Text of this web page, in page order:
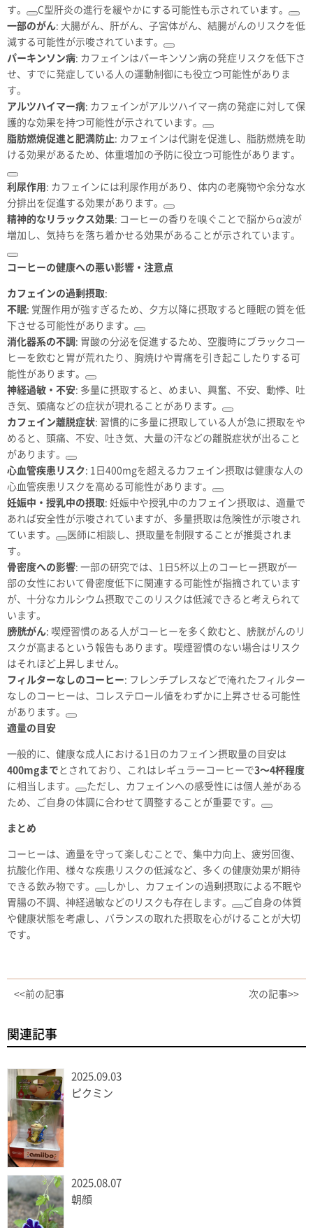
す。
C型肝炎の進行を緩やかにする可能性も示されています。
一部のがん: 大腸がん、肝がん、子宮体がん、結腸がんのリスクを低
減する可能性が示唆されています。
パーキンソン病: カフェインはパーキンソン病の発症リスクを低下さ
せ、すでに発症している人の運動制御にも役立つ可能性がありま
す。
アルツハイマー病: カフェインがアルツハイマー病の発症に対して保
護的な効果を持つ可能性が示されています。
脂肪燃焼促進と肥満防止: カフェインは代謝を促進し、脂肪燃焼を助
ける効果があるため、体重増加の予防に役立つ可能性があります。
利尿作用 : カフェインには利尿作用があり、体内の老廃物や余分な水
分排出を促進する効果があります。
精神的なリラックス効果: コーヒーの香りを嗅ぐことで脳からα波が
増加し、気持ちを落ち着かせる効果があることが示されています。
コーヒーの健康への悪い影響・注意点
カフェインの過剰摂取:
不眠: 覚醒作用が強すぎるため、夕方以降に摂取すると睡眠の質を低
下させる可能性があります。
消化器系の不調 : 胃酸の分泌を促進するため、空腹時にブラックコー
ヒーを飲むと胃が荒れたり、胸焼けや胃痛を引き起こしたりする可
能性があります。
神経過敏・不安: 多量に摂取すると、めまい、興奮、不安、動悸、吐
き気、頭痛などの症状が現れることがあります。
カフェイン離脱症状: 習慣的に多量に摂取している人が急に摂取をや
めると、頭痛、不安、吐き気、大量の汗などの離脱症状が出ること
があります。
心血管疾患リスク: 1日400mgを超えるカフェイン摂取は健康な人の
心血管疾患リスクを高める可能性があります。
妊娠中・授乳中の摂取: 妊娠中や授乳中のカフェイン摂取は、適量で
あれば安全性が示唆されていますが、多量摂取は危険性が示唆され
ています。
医師に相談し、摂取量を制限することが推奨されま
す。
骨密度への影響: 一部の研究では、1日5杯以上のコーヒー摂取が一
部の女性において骨密度低下に関連する可能性が指摘されています
が、十分なカルシウム摂取でこのリスクは低減できると考えられて
います。
膀胱がん: 喫煙習慣のある人がコーヒーを多く飲むと、膀胱がんのリ
スクが高まるという報告もあります。喫煙習慣のない場合はリスク
はそれほど上昇しません。
フィルターなしのコーヒー: フレンチプレスなどで淹れたフィルター
なしのコーヒーは、コレステロール値をわずかに上昇させる可能性
があります。
適量の目安
一般的に、健康な成人における1日のカフェイン摂取量の目安は
400mgまで とされており、これはレギュラーコーヒーで3〜4杯程度
に相当します。
ただし、カフェインへの感受性には個人差がある
ため、ご自身の体調に合わせて調整することが重要です。
まとめ
コーヒーは、適量を守って楽しむことで、集中力向上、疲労回復、
抗酸化作用、様々な疾患リスクの低減など、多くの健康効果が期待
できる飲み物です。
しかし、カフェインの過剰摂取による不眠や
胃腸の不調、神経過敏などのリスクも存在します。
ご自身の体質
や健康状態を考慮し、バランスの取れた摂取を心がけることが大切
です。
<<前の記事 次の記事>>
関連記事
2025.09.03
ピクミン
2025.08.07
朝顔